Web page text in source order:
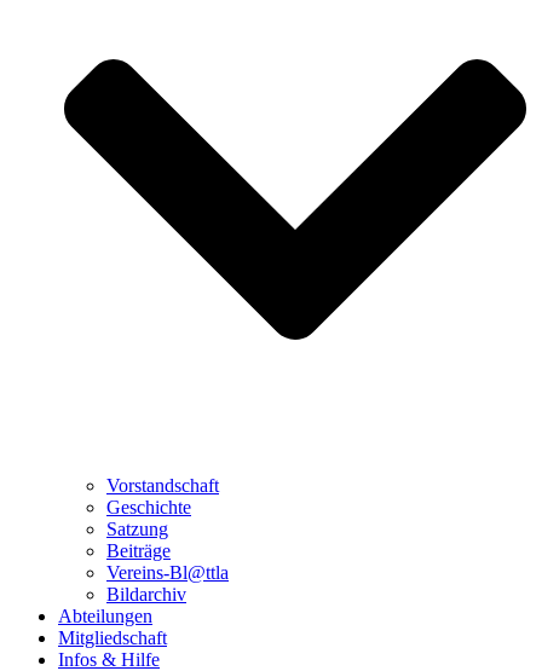
Vorstandschaft
Geschichte
Satzung
Beiträge
Vereins-Bl@ttla
Bildarchiv
Abteilungen
Mitgliedschaft
Infos & Hilfe